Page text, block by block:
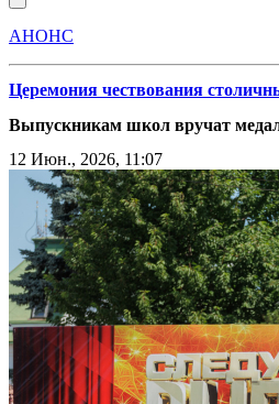
АНОНС
Церемония чествования
Выпускникам школ вручат
12 Июн., 2026, 11:07